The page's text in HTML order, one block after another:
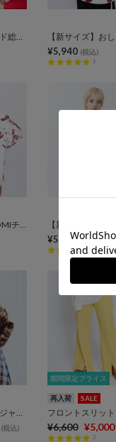
【新サイズ】フード総柄スウェット
¥5,940 (税込)
1
【新サイズ】NAOMIチャン総柄スウェット
¥5,940 (税込)
1
チェックショートジャケット
(税込)
期間限定プライス
期間限定プライス
再入荷 SALE
¥6,600 ¥5,000
2